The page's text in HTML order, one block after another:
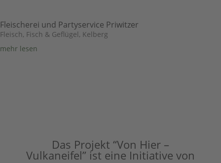
Fleischerei und Partyservice Priwitzer
Fleisch, Fisch & Geflügel, Kelberg
mehr lesen
Das Projekt “Von Hier –
Vulkaneifel” ist eine Initiative von